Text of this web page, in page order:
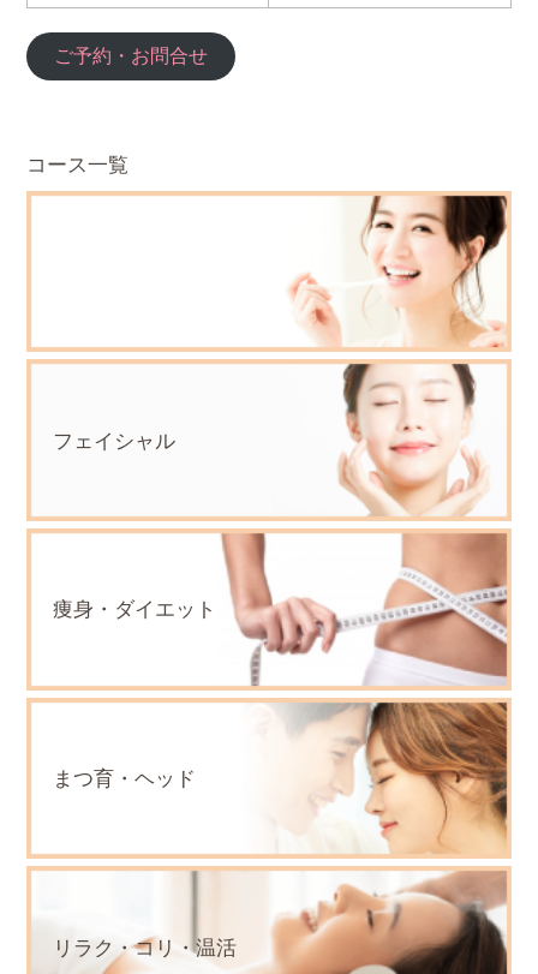
ご予約・お問合せ
コース一覧
フェイシャル
痩身・ダイエット
まつ育・ヘッド
リラク・コリ・温活